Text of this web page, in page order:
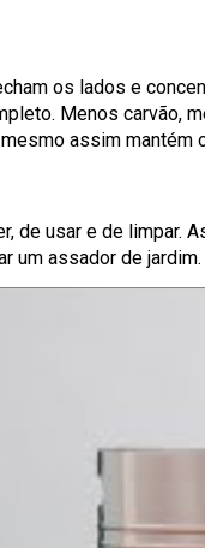
os lados e
Menos carvão,
assim
de usar e de
um assador de jardim.